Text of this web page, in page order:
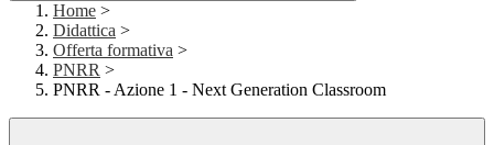
Home >
Didattica >
Offerta formativa >
PNRR >
PNRR - Azione 1 - Next Generation Classroom